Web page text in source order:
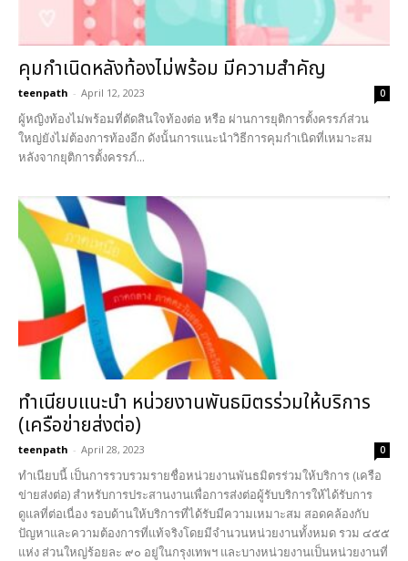
คุมกำเนิดหลังท้องไม่พร้อม มีความสำคัญ
teenpath - April 12, 2023 0
ผู้หญิงท้องไม่พร้อมที่ตัดสินใจท้องต่อ หรือ ผ่านการยุติการตั้งครรภ์ส่วน
ใหญ่ยังไม่ต้องการท้องอีก ดังนั้นการแนะนำวิธีการคุมกำเนิดที่เหมาะสม
หลังจากยุติการตั้งครรภ์...
ทำเนียบแนะนำ หน่วยงานพันธมิตรร่วมให้บริการ
(เครือข่ายส่งต่อ)
teenpath - April 28, 2023 0
ทำเนียบนี้ เป็นการรวบรวมรายชื่อหน่วยงานพันธมิตรร่วมให้บริการ (เครือ
ข่ายส่งต่อ) สำหรับการประสานงานเพื่อการส่งต่อผู้รับบริการให้ได้รับการ
ดูแลที่ต่อเนื่อง รอบด้านให้บริการที่ได้รับมีความเหมาะสม สอดคล้องกับ
ปัญหาและความต้องการที่แท้จริงโดยมีจำนวนหน่วยงานทั้งหมด รวม ๔๕๕
แห่ง ส่วนใหญ่ร้อยละ ๙๐ อยู่ในกรุงเทพฯ และบางหน่วยงานเป็นหน่วยงานที่